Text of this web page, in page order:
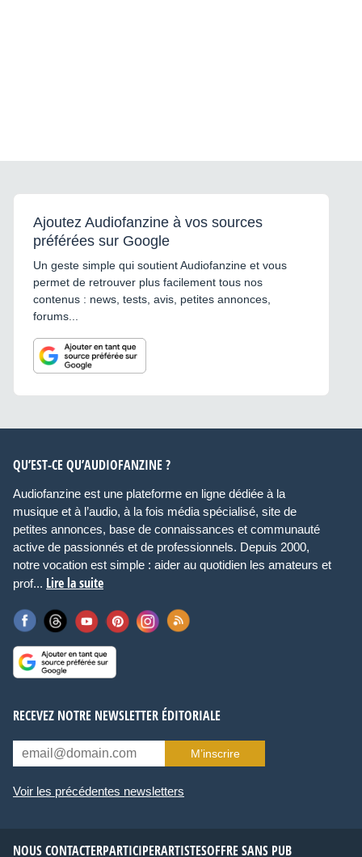
Ajoutez Audiofanzine à vos sources
préférées sur Google
Un geste simple qui soutient Audiofanzine et vous
permet de retrouver plus facilement tous nos
contenus : news, tests, avis, petites annonces,
forums...
QU’EST-CE QU’AUDIOFANZINE ?
Audiofanzine est une plateforme en ligne dédiée à la
musique et à l’audio, à la fois média spécialisé, site de
petites annonces, base de connaissances et communauté
active de passionnés et de professionnels. Depuis 2000,
notre vocation est simple : aider au quotidien les amateurs et
prof... Lire la suite
RECEVEZ NOTRE NEWSLETTER ÉDITORIALE
M’inscrire
Voir les précédentes newsletters
NOUS CONTACTERPARTICIPERARTISTESOFFRE SANS PUB